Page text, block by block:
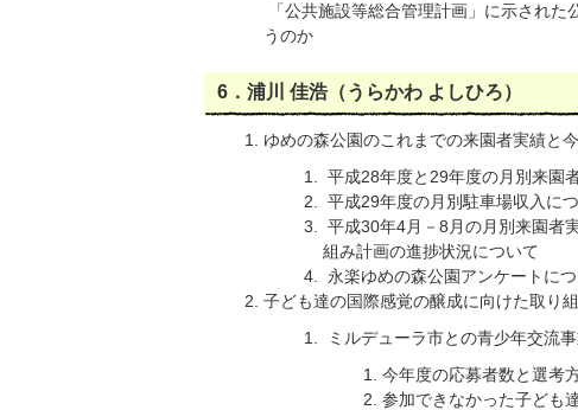
「公共施設等総合管理計画」に示され
うのか
6．浦川 佳浩（うらかわ よしひろ）
ゆめの森公園のこれまでの来園者実績と
平成28年度と29年度の月別来園
平成29年度の月別駐車場収入に
平成30年4月－8月の月別来園者
組み計画の進捗状況について
永楽ゆめの森公園アンケートに
子ども達の国際感覚の醸成に向けた取り
ミルデューラ市との青少年交流
今年度の応募者数と選考
参加できなかった子ども